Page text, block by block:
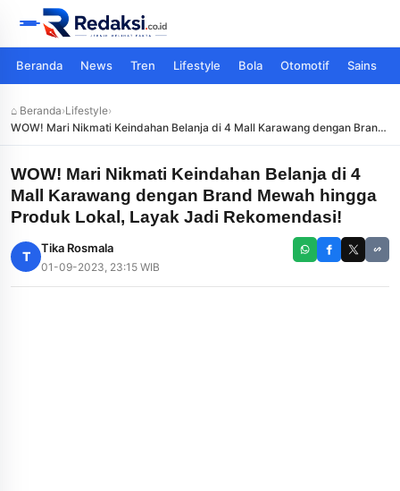
Beranda News Tren Lifestyle Bola Otomotif Sains
⌂ Beranda›Lifestyle›
WOW! Mari Nikmati Keindahan Belanja di 4 Mall Karawang dengan Brand
Mewah hingga Produk Lokal, Layak Jadi Rekomendasi!
WOW! Mari Nikmati Keindahan Belanja di 4
Mall Karawang dengan Brand Mewah hingga
Produk Lokal, Layak Jadi Rekomendasi!
T
Tika Rosmala
01-09-2023, 23:15 WIB